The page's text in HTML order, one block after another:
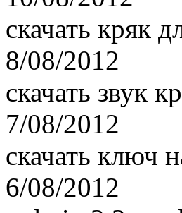
скачать кряк
8/08/2012
скачать звук
7/08/2012
скачать ключ
6/08/2012